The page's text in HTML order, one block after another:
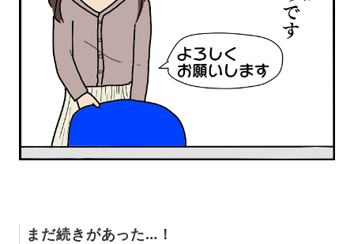
まだ続きがあった…！